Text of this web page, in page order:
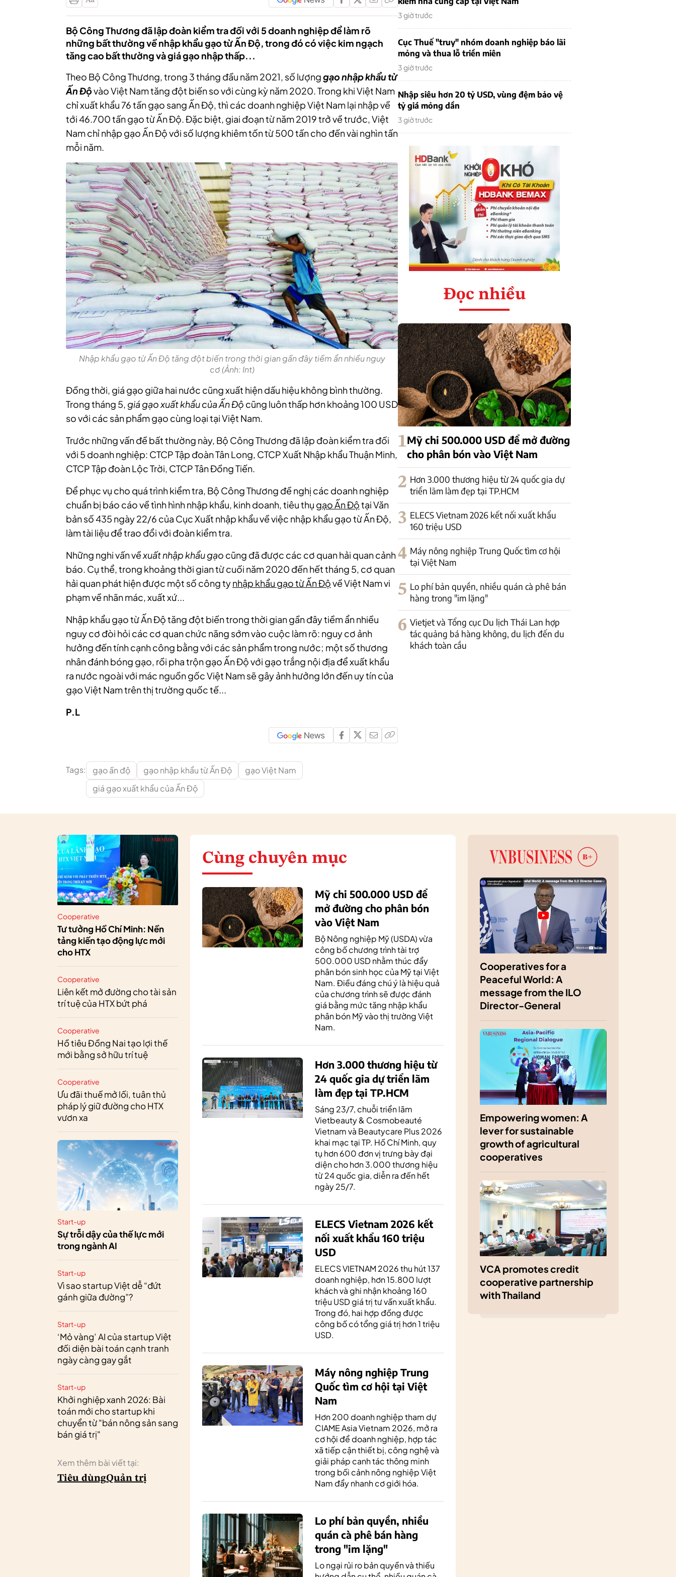
Bộ Công Thương đã lập đoàn kiểm tra đối với 5 doanh nghiệp để làm rõ
những bất thường về nhập khẩu gạo từ Ấn Độ, trong đó có việc kim ngạch
tăng cao bất thường và giá gạo nhập thấp...
Theo Bộ Công Thương, trong 3 tháng đầu năm 2021, số lượnggạo nhập khẩu từ
Ấn Độvào Việt Nam tăng đột biến so với cùng kỳ năm 2020. Trong khi Việt Nam
chỉ xuất khẩu 76 tấn gạo sang Ấn Độ, thì các doanh nghiệp Việt Nam lại nhập về
tới 46.700 tấn gạo từ Ấn Độ. Đặc biệt, giai đoạn từ năm 2019 trở về trước, Việt
Nam chỉ nhập gạo Ấn Độ với số lượng khiêm tốn từ 500 tấn cho đến vài nghìn tấn
mỗi năm.
Nhập khẩu gạo từ Ấn Độ tăng đột biến trong thời gian gần đây tiềm ẩn nhiều nguy
cơ (Ảnh: Int)
Đồng thời, giá gạo giữa hai nước cũng xuất hiện dấu hiệu không bình thường.
Trong tháng 5, giá gạo xuất khẩu của Ấn Độ cũng luôn thấp hơn khoảng 100 USD
so với các sản phẩm gạo cùng loại tại Việt Nam.
Trước những vấn đề bất thường này, Bộ Công Thương đã lập đoàn kiểm tra đối
với 5 doanh nghiệp: CTCP Tập đoàn Tân Long, CTCP Xuất Nhập khẩu Thuận Minh,
CTCP Tập đoàn Lộc Trời, CTCP Tân Đồng Tiến.
Để phục vụ cho quá trình kiểm tra, Bộ Công Thương đề nghị các doanh nghiệp
chuẩn bị báo cáo về tình hình nhập khẩu, kinh doanh, tiêu thụ gạo Ấn Độtại Văn
bản số 435 ngày 22/6 của Cục Xuất nhập khẩu về việc nhập khẩu gạo từ Ấn Độ,
làm tài liệu để trao đổi với đoàn kiểm tra.
Những nghi vấn vềxuất nhập khẩu gạo cũng đã được các cơ quan hải quan cảnh
báo. Cụ thể, trong khoảng thời gian từ cuối năm 2020 đến hết tháng 5, cơ quan
hải quan phát hiện được một số công tynhập khẩu gạo từ Ấn Độvề Việt Nam vi
phạm về nhãn mác, xuất xứ...
Nhập khẩu gạo từ Ấn Độ tăng đột biến trong thời gian gần đây tiềm ẩn nhiều
nguy cơ đòi hỏi các cơ quan chức năng sớm vào cuộc làm rõ: nguy cơ ảnh
hưởng đến tính cạnh công bằng với các sản phẩm trong nước; một số thương
nhân đánh bóng gạo, rồi pha trộn gạo Ấn Độ với gạo trắng nội địa để xuất khẩu
ra nước ngoài với mác nguồn gốc Việt Nam sẽ gây ảnh hưởng lớn đến uy tín của
gạo Việt Nam trên thị trường quốc tế...
P.L
Tags: gạo ấn độ gạo nhập khẩu từ Ấn Độ
gạo Việt Nam
giá gạo xuất khẩu của Ấn Độ
3 giờ trước
Cục Thuế "truy" nhóm doanh nghiệp báo lãi
mỏng và thua lỗ triền miên
3 giờ trước
Nhập siêu hơn 20 tỷ USD, vùng đệm bảo vệ
tỷ giá mỏng dần
3 giờ trước
Đọc nhiều
1Mỹ chi 500.000 USD để mở đường
cho phân bón vào Việt Nam
2 Hơn 3.000 thương hiệu từ 24 quốc gia dự
triển lãm làm đẹp tại TP.HCM
3 ELECS Vietnam 2026 kết nối xuất khẩu
160 triệu USD
4 Máy nông nghiệp Trung Quốc tìm cơ hội
tại Việt Nam
5 Lo phí bản quyền, nhiều quán cà phê bán
hàng trong "im lặng"
6 Vietjet và Tổng cục Du lịch Thái Lan hợp
tác quảng bá hàng không, du lịch đến du
khách toàn cầu
Cooperative
Tư tưởng Hồ Chí Minh: Nền
tảng kiến tạo động lực mới
cho HTX
Cooperative
Liên kết mở đường cho tài sản
trí tuệ của HTX bứt phá
Cooperative
Hồ tiêu Đồng Nai tạo lợi thế
mới bằng sở hữu trí tuệ
Cooperative
Ưu đãi thuế mở lối, tuân thủ
pháp lý giữ đường cho HTX
vươn xa
Start-up
Sự trỗi dậy của thế lực mới
trong ngành AI
Start-up
Vì sao startup Việt dễ “đứt
gánh giữa đường”?
Start-up
‘Mỏ vàng’ AI của startup Việt
đối diện bài toán cạnh tranh
ngày càng gay gắt
Start-up
Khởi nghiệp xanh 2026: Bài
toán mới cho startup khi
chuyển từ "bán nông sản sang
bán giá trị"
Xem thêm bài viết tại:
Tiêu dùngQuản trị
Cùng chuyên mục
Mỹ chi 500.000 USD để
mở đường cho phân bón
vào Việt Nam
Bộ Nông nghiệp Mỹ (USDA) vừa
công bố chương trình tài trợ
500.000 USD nhằm thúc đẩy
phân bón sinh học của Mỹ tại Việt
Nam. Điều đáng chú ý là hiệu quả
của chương trình sẽ được đánh
giá bằng mức tăng nhập khẩu
phân bón Mỹ vào thị trường Việt
Nam.
Hơn 3.000 thương hiệu từ
24 quốc gia dự triển lãm
làm đẹp tại TP.HCM
Sáng 23/7, chuỗi triển lãm
Vietbeauty & Cosmobeauté
Vietnam và Beautycare Plus 2026
khai mạc tại TP. Hồ Chí Minh, quy
tụ hơn 600 đơn vị trưng bày đại
diện cho hơn 3.000 thương hiệu
từ 24 quốc gia, diễn ra đến hết
ngày 25/7.
ELECS Vietnam 2026 kết
nối xuất khẩu 160 triệu
USD
ELECS VIETNAM 2026 thu hút 137
doanh nghiệp, hơn 15.800 lượt
khách và ghi nhận khoảng 160
triệu USD giá trị tư vấn xuất khẩu.
Trong đó, hai hợp đồng được
công bố có tổng giá trị hơn 1 triệu
USD.
Máy nông nghiệp Trung
Quốc tìm cơ hội tại Việt
Nam
Hơn 200 doanh nghiệp tham dự
CIAME Asia Vietnam 2026, mở ra
cơ hội để doanh nghiệp, hợp tác
xã tiếp cận thiết bị, công nghệ và
giải pháp canh tác thông minh
trong bối cảnh nông nghiệp Việt
Nam đẩy nhanh cơ giới hóa.
Lo phí bản quyền, nhiều
quán cà phê bán hàng
trong "im lặng"
Lo ngại rủi ro bản quyền và thiếu
Cooperatives for a
Peaceful World: A
message from the ILO
Director-General
Empowering women: A
lever for sustainable
growth of agricultural
cooperatives
VCA promotes credit
cooperative partnership
with Thailand